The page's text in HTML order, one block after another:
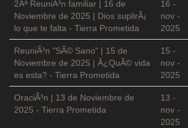
2Âª ReuniÃ³n familiar | 16 de
Noviembre de 2025 | Dios suplirÃ¡
lo que te falta - Tierra Prometida
16 -
nov -
2025
ReuniÃ³n "SÃ© Sano" | 15 de
Noviembre de 2025 | Â¿QuÃ© vida
es esta? - Tierra Prometida
15 -
nov -
2025
OraciÃ³n | 13 de Noviembre de
2025 - Tierra Prometida
13 -
nov -
2025